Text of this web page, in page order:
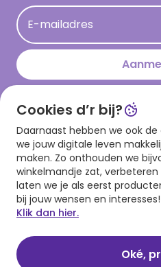
Acties
Persberichten
Hallmark en Kinderpostzegels
E-mailadres
Download onze app
Cookies d’r bij?
Daarnaast hebben we ook
we jouw digitale leven
maken. Zo onthouden we
winkelmandje zat,
laten we je als eerst
bij jouw wensen en
Klik dan hier.
Oké,